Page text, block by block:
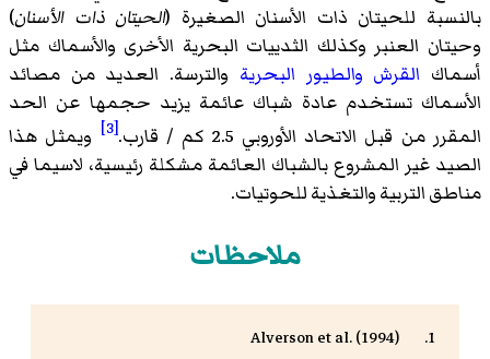
بالنسبة للحيتان ذات الأسنان الصغيرة (الحيتان ذات الأسنان)
وحيتان العنبر وكذلك الثدييات البحرية الأخرى والأسماك مثل
أسماك القرش والطيور البحرية والترسة. العديد من مصائد
الأسماك تستخدم عادة شباك عائمة يزيد حجمها عن الحد
المقرر من قبل الاتحاد الأوروبي 2.5 كم / قارب.
[3]
ويمثل هذا
الصيد غير المشروع بالشباك العائمة مشكلة رئيسية، لاسيما في
مناطق التربية والتغذية للحوتيات.
ملاحظات
Alverson et al. (1994)